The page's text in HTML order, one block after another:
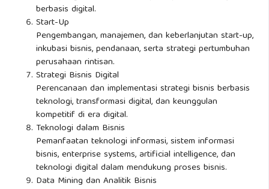
berbasis digital.
Start-Up
Pengembangan, manajemen, dan keberlanjutan start-up,
inkubasi bisnis, pendanaan, serta strategi pertumbuhan
perusahaan rintisan.
Strategi Bisnis Digital
Perencanaan dan implementasi strategi bisnis berbasis
teknologi, transformasi digital, dan keunggulan
kompetitif di era digital.
Teknologi dalam Bisnis
Pemanfaatan teknologi informasi, sistem informasi
bisnis, enterprise systems, artificial intelligence, dan
teknologi digital dalam mendukung proses bisnis.
Data Mining dan Analitik Bisnis